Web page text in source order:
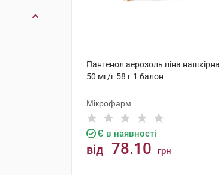
Пантенол аерозоль піна нашкірна
50 мг/г 58 г 1 балон
Мікрофарм
Є в наявності
від 78.10 грн